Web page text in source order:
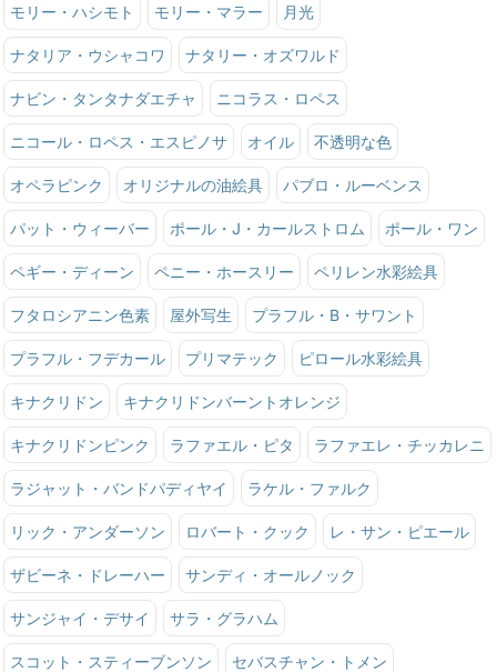
モリー・ハシモト モリー・マラー 月光
ナタリア・ウシャコワ ナタリー・オズワルド
ナビン・タンタナダエチャ ニコラス・ロペス
ニコール・ロペス・エスピノサ オイル 不透明な色
オペラピンク オリジナルの油絵具 パブロ・ルーベンス
パット・ウィーバー ポール・J・カールストロム ポール・ワン
ペギー・ディーン ペニー・ホースリー ペリレン水彩絵具
フタロシアニン色素 屋外写生 プラフル・B・サワント
プラフル・フデカール プリマテック ピロール水彩絵具
キナクリドン キナクリドンバーントオレンジ
キナクリドンピンク ラファエル・ピタ ラファエレ・チッカレニ
ラジャット・バンドパディヤイ ラケル・ファルク
リック・アンダーソン ロバート・クック レ・サン・ピエール
ザビーネ・ドレーハー サンディ・オールノック
サンジャイ・デサイ サラ・グラハム
スコット・スティーブンソン セバスチャン・トメン